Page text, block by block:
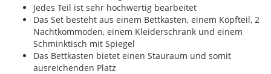
Jedes Teil ist sehr hochwertig bearbeitet
Das Set besteht aus einem Bettkasten, einem Kopfteil, 2
Nachtkommoden, einem Kleiderschrank und einem
Schminktisch mit Spiegel
Das Bettkasten bietet einen Stauraum und somit
ausreichenden Platz